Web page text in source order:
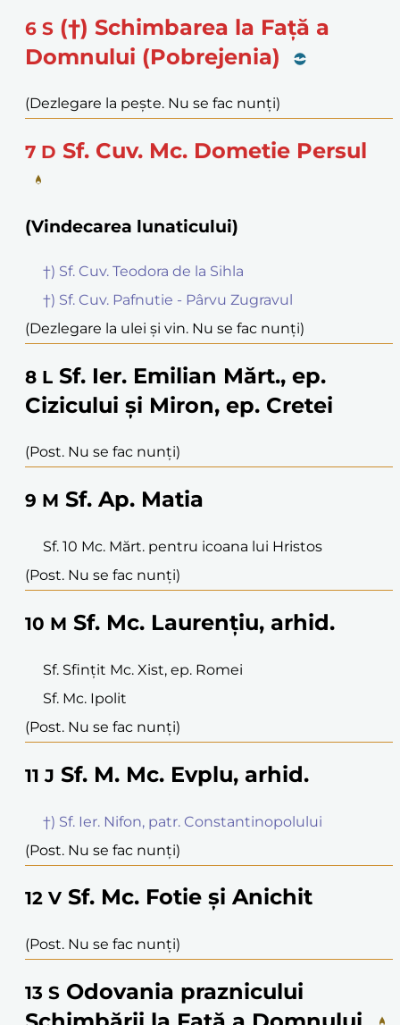
6 S (†) Schimbarea la Față a
Domnului (Pobrejenia)
(Dezlegare la pește. Nu se fac nunți)
7 D Sf. Cuv. Mc. Dometie Persul
(Vindecarea lunaticului)
†) Sf. Cuv. Teodora de la Sihla
†) Sf. Cuv. Pafnutie - Pârvu Zugravul
(Dezlegare la ulei și vin. Nu se fac nunți)
8 L Sf. Ier. Emilian Mărt., ep.
Cizicului și Miron, ep. Cretei
(Post. Nu se fac nunți)
9 M Sf. Ap. Matia
Sf. 10 Mc. Mărt. pentru icoana lui Hristos
(Post. Nu se fac nunți)
10 M Sf. Mc. Laurențiu, arhid.
Sf. Sfințit Mc. Xist, ep. Romei
Sf. Mc. Ipolit
(Post. Nu se fac nunți)
11 J Sf. M. Mc. Evplu, arhid.
†) Sf. Ier. Nifon, patr. Constantinopolului
(Post. Nu se fac nunți)
12 V Sf. Mc. Fotie și Anichit
(Post. Nu se fac nunți)
13 S Odovania praznicului